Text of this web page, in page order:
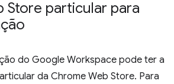
Store particular para
do Google Workspace pode ter a
da Chrome Web Store. Para